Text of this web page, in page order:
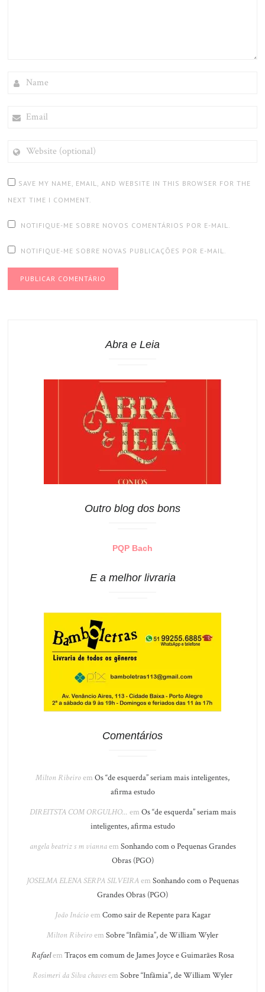
(OPTIONAL)
SAVE MY NAME, EMAIL, AND WEBSITE IN THIS BROWSER FOR THE
NEXT TIME I COMMENT.
NOTIFIQUE-ME SOBRE NOVOS COMENTÁRIOS POR E-MAIL.
NOTIFIQUE-ME SOBRE NOVAS PUBLICAÇÕES POR E-MAIL.
Abra e Leia
Outro blog dos bons
PQP Bach
E a melhor livraria
Comentários
Milton Ribeiroem Os “de esquerda” seriam mais inteligentes,
afirma estudo
DIREITSTA COM ORGULHO... em Os “de esquerda” seriam mais
inteligentes, afirma estudo
angela beatriz s m viannaem Sonhando com o Pequenas Grandes
Obras (PGO)
JOSELMA ELENA SERPA SILVEIRAem Sonhando com o Pequenas
Grandes Obras (PGO)
João Inácioem Como sair de Repente para Kagar
Milton Ribeiroem Sobre “Infâmia”, de William Wyler
Rafaelem Traços em comum de James Joyce e Guimarães Rosa
Rosimeri da Silva chavesem Sobre “Infâmia”, de William Wyler